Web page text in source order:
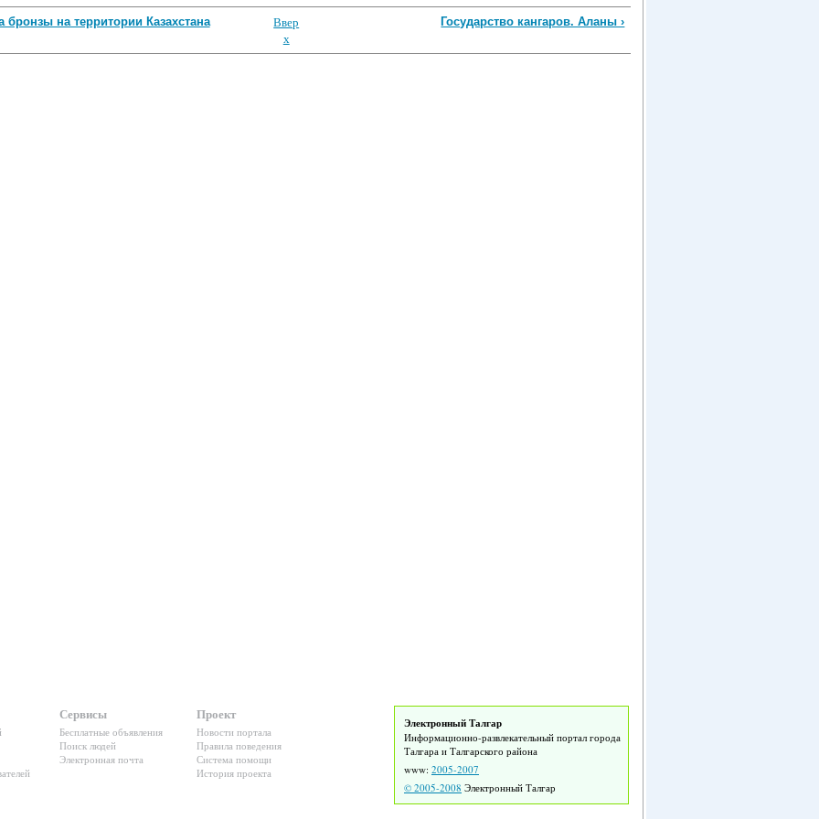
бронзы на территории Казахстана
Ввер
х
Государство кангаров. Аланы ›
Сервисы
Бесплатные объявления
Поиск людей
Электронная почта
Проект
Новости портала
Правила поведения
Система помощи
История проекта
Электронный Талгар
Информационно-развлекательный портал города
Талгара и Талгарского района
www: 2005-2007
© 2005-2008 Электронный Талгар